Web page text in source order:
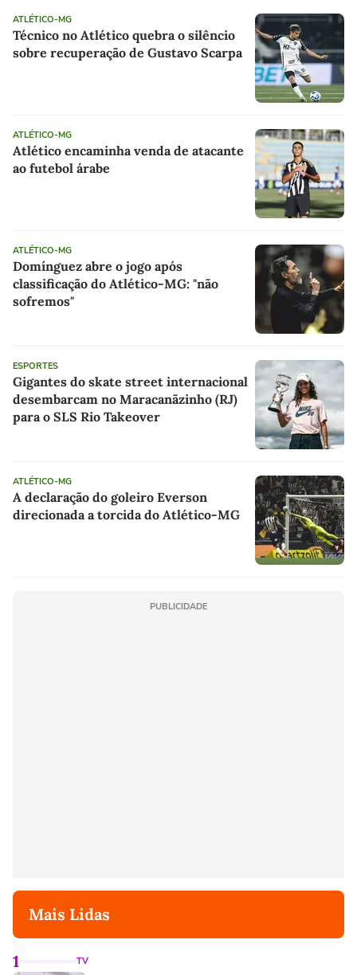
ATLÉTICO-MG
Técnico no Atlético quebra o silêncio
sobre recuperação de Gustavo Scarpa
ATLÉTICO-MG
Atlético encaminha venda de atacante
ao futebol árabe
ATLÉTICO-MG
Domínguez abre o jogo após
classificação do Atlético-MG: "não
sofremos"
ESPORTES
Gigantes do skate street internacional
desembarcam no Maracanãzinho (RJ)
para o SLS Rio Takeover
ATLÉTICO-MG
A declaração do goleiro Everson
direcionada a torcida do Atlético-MG
PUBLICIDADE
Mais Lidas
1 TV